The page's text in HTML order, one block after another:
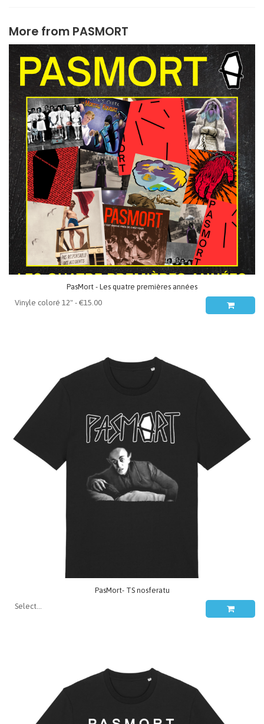
More from PASMORT
PasMort - Les quatre premières années
PasMort- TS nosferatu